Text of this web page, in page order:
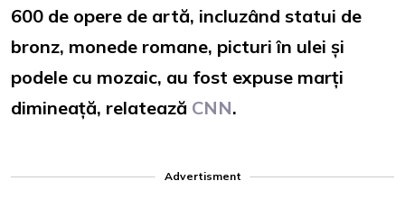
600 de opere de artă, incluzând statui de
bronz, monede romane, picturi în ulei și
podele cu mozaic, au fost expuse marți
dimineață, relatează CNN.
Advertisment